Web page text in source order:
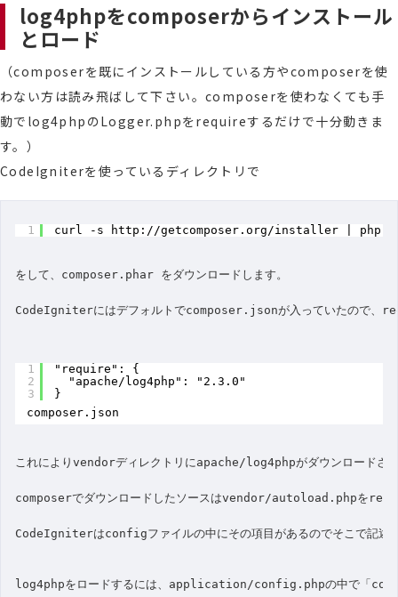
log4phpをcomposerからインストール
とロード
（composerを既にインストールしている方やcomposerを使
わない方は読み飛ばして下さい。composerを使わなくても手
動でlog4phpのLogger.phpをrequireするだけで十分動きま
す。）
CodeIgniterを使っているディレクトリで
1 curl -s http: //getcomposer .org /installer | php
をして、composer.phar をダウンロードします。
CodeIgniterにはデフォルトでcomposer.jsonが入っていたので、
composer.json
1
2
3
"require": {
"apache/log4php": "2.3.0"
}
これによりvendorディレクトリにapache/log4phpがダウンロードさ
composerでダウンロードしたソースはvendor/autoload.phpを
CodeIgniterはconfigファイルの中にその項目があるのでそこで記述
log4phpをロードするには、application/config.phpの中で「